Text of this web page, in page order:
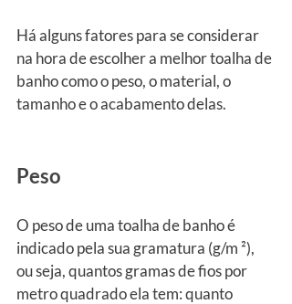
Há alguns fatores para se considerar
na hora de escolher a melhor toalha de
banho como o peso, o material, o
tamanho e o acabamento delas.
Peso
O peso de uma toalha de banho é
indicado pela sua gramatura (g/m ²),
ou seja, quantos gramas de fios por
metro quadrado ela tem: quanto